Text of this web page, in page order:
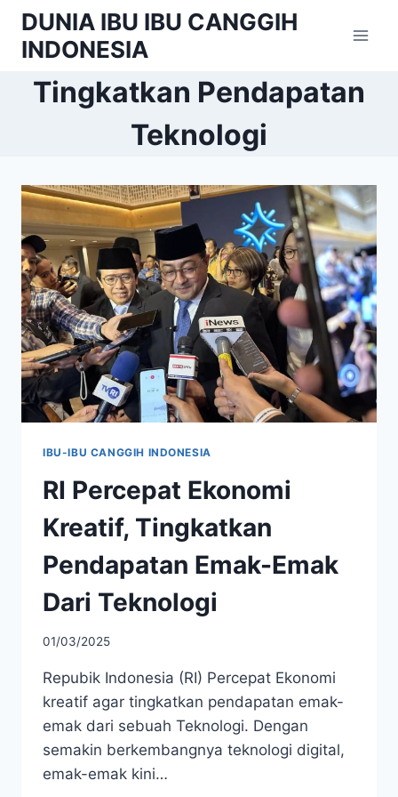
Skip
content
DUNIA IBU IBU CANGGIH
INDONESIA
Tingkatkan Pendapatan
Teknologi
IBU-IBU CANGGIH INDONESIA
RI Percepat Ekonomi
Kreatif, Tingkatkan
Pendapatan Emak-Emak
Dari Teknologi
01/03/2025
Repubik Indonesia (RI) Percepat Ekonomi
kreatif agar tingkatkan pendapatan emak-
emak dari sebuah Teknologi. Dengan
semakin berkembangnya teknologi digital,
emak-emak kini…